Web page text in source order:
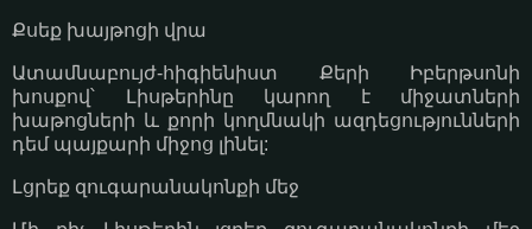
Քսեք խայթոցի վրա
Ատամնաբույժ-հիգիենիստ Քերի Իբերթսոնի
խոսքով՝ Լիսթերինը կարող է միջատների
խաթոցների և քորի կողմնակի ազդեցությունների
դեմ պայքարի միջոց լինել:
Լցրեք զուգարանակոնքի մեջ